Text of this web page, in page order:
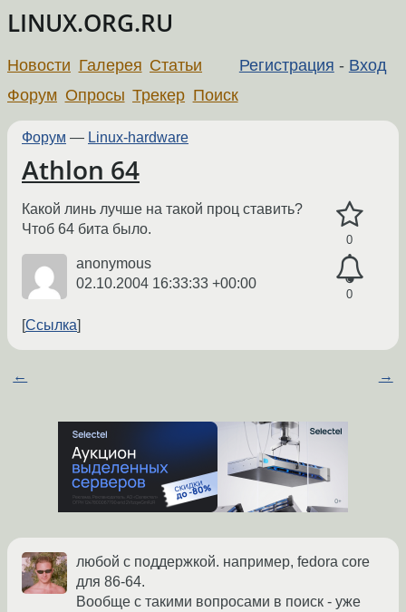
LINUX.ORG.RU
Регистрация - Вход
Новости Галерея Статьи
Форум Опросы Трекер Поиск
Форум — Linux-hardware
Athlon 64
0
0
Какой линь лучше на такой проц ставить?
Чтоб 64 бита было.
anonymous
02.10.2004 16:33:33 +00:00
Ссылка
← →
любой с поддержкой. например, fedora core
для 86-64.
Вообще с такими вопросами в поиск - уже